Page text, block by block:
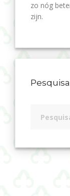
zo nóg
zijn.
Pesquisa
por: